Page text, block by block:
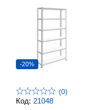
Код: 21048
-20%
(0)